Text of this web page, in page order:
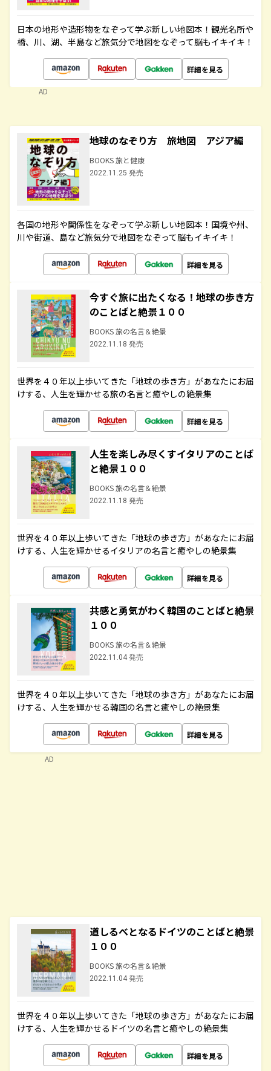
日本の地形や造形物をなぞって学ぶ新しい地図本！観光名所や
橋、川、湖、半島など旅気分で地図をなぞって脳もイキイキ！
詳細を見る
AD
地球のなぞり方 旅地図 アジア編
BOOKS 旅と健康
2022.11.25 発売
各国の地形や関係性をなぞって学ぶ新しい地図本！国境や州、
川や街道、島など旅気分で地図をなぞって脳もイキイキ！
詳細を見る
今すぐ旅に出たくなる！地球の歩き方
のことばと絶景１００
BOOKS 旅の名言＆絶景
2022.11.18 発売
世界を４０年以上歩いてきた「地球の歩き方」があなたにお届
けする、人生を輝かせる旅の名言と癒やしの絶景集
詳細を見る
人生を楽しみ尽くすイタリアのことば
と絶景１００
BOOKS 旅の名言＆絶景
2022.11.18 発売
世界を４０年以上歩いてきた「地球の歩き方」があなたにお届
けする、人生を輝かせるイタリアの名言と癒やしの絶景集
詳細を見る
共感と勇気がわく韓国のことばと絶景
１００
BOOKS 旅の名言＆絶景
2022.11.04 発売
世界を４０年以上歩いてきた「地球の歩き方」があなたにお届
けする、人生を輝かせる韓国の名言と癒やしの絶景集
詳細を見る
道しるべとなるドイツのことばと絶景
１００
BOOKS 旅の名言＆絶景
2022.11.04 発売
世界を４０年以上歩いてきた「地球の歩き方」があなたにお届
けする、人生を輝かせるドイツの名言と癒やしの絶景集
詳細を見る
AD